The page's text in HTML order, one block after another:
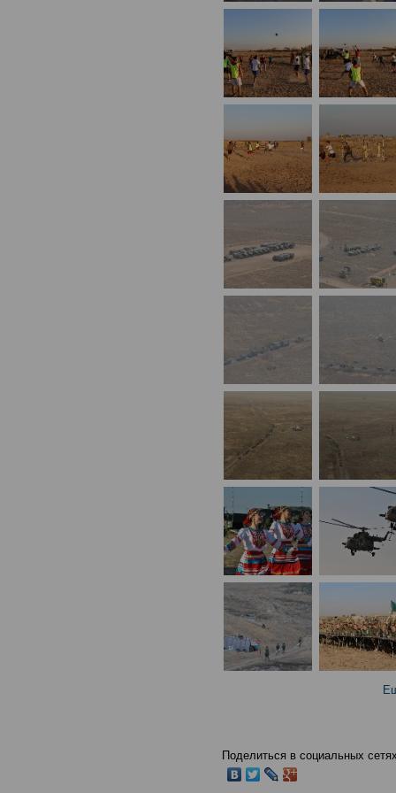
Поделиться в социальных